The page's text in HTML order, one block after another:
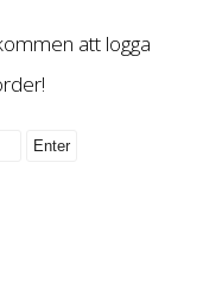
att logga